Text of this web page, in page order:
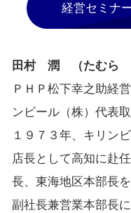
経営セミナ
田村 潤 （たむら
ＰＨＰ松下幸之助
ンビール（株）代表
１９７３年、キリン
店長として高知に赴
長、東海地区本部長
副社長兼営業本部長